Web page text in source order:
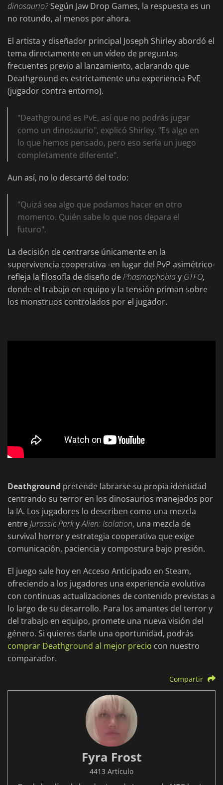
dinosaurio? Según Jaw Drop Games, la respuesta es un
no rotundo, al menos por ahora.
El artista y diseñador principal Joseph Shirley abordó el
tema directamente en un vídeo de preguntas
frecuentes previo al lanzamiento, aclarando que
Deathground es estrictamente una experiencia PvE
(jugador contra entorno).
"Deathground es PvE, así que no podrás jugar
como un dinosaurio", explicó Shirley. "Es algo en
lo que hemos pensado, pero eso sería un juego
completamente diferente".
Aun así, no lo descartó del todo:
"Quizá sea algo que podamos hacer en otro
momento. Quién sabe lo que nos depara el
futuro".
La decisión de centrarse únicamente en la
supervivencia cooperativa -en lugar del PvP asimétrico-
refleja la filosofía de diseño dePhasmophobiay GTFO,
donde el trabajo en equipo y la tensión priman sobre
los monstruos controlados por el jugador.
Deathground pretende labrarse su propia identidad
centrando su terror en los dinosaurios manejados por
la IA. Los jugadores lo describen como una mezcla
entre Jurassic ParkyAlien: Isolation, una mezcla de
survival horror y estrategia cooperativa que exige
comunicación, paciencia y compostura bajo presión.
El juego sale hoy en Acceso Anticipado en Steam,
ofreciendo a los jugadores una experiencia evolutiva
con continuas actualizaciones de contenido previstas a
lo largo de su desarrollo. Para los amantes del terror y
del trabajo en equipo, promete una nueva visión del
género. Si quieres darle una oportunidad, podrás
comprar Deathground al mejor precio con nuestro
comparador.
Compartir
Fyra Frost
4413 Artículo